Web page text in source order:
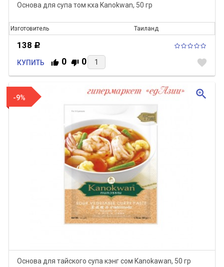
Основа для супа том кха Kanokwan, 50 гр
Изготовитель Таиланд
138 Р
КУПИТЬ 0 0 favorite
-9%
Основа для тайского супа кэнг сом Kanokawan, 50 гр
zoom_in